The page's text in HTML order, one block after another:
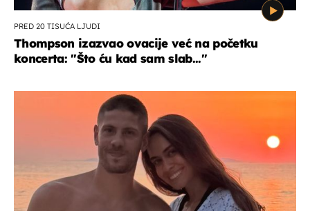
PRED 20 TISUĆA LJUDI
Thompson izazvao ovacije već na početku
koncerta: "Što ću kad sam slab..."